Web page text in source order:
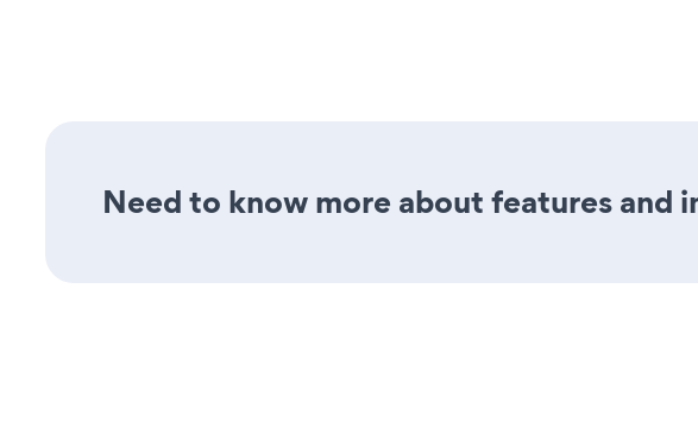
Need to know more about features and